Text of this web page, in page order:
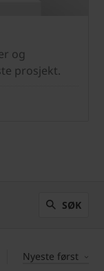
og
prosjekt.
SØK
Nyeste først